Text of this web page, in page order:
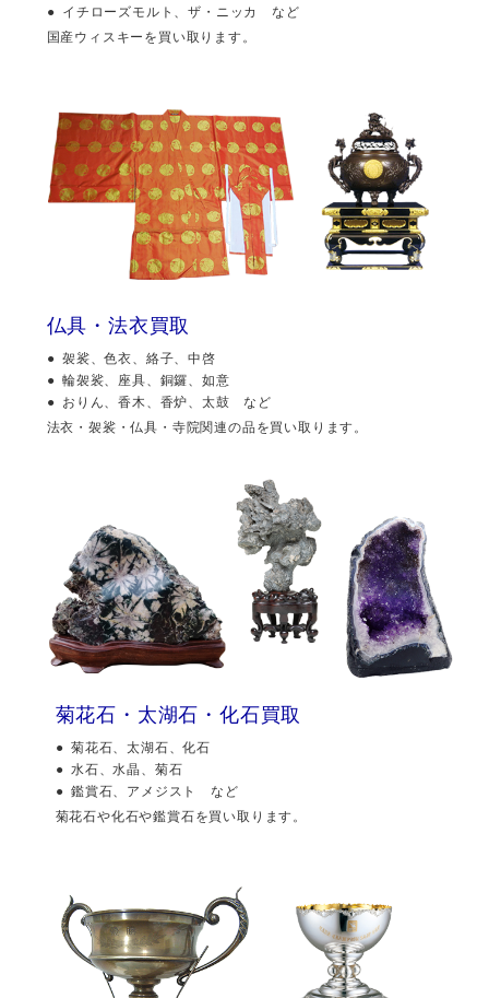
イチローズモルト、ザ・ニッカ など
国産ウィスキーを買い取ります。
仏具・法衣買取
袈裟、色衣、絡子、中啓
輪袈裟、座具、銅鑼、如意
おりん、香木、香炉、太鼓 など
法衣・袈裟・仏具・寺院関連の品を買い取ります。
菊花石・太湖石・化石買取
菊花石、太湖石、化石
水石、水晶、菊石
鑑賞石、アメジスト など
菊花石や化石や鑑賞石を買い取ります。